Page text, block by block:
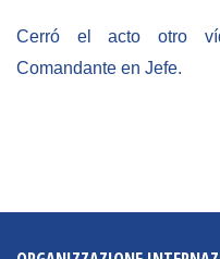
Registro de
Contratos/
Cerró el acto otro
Comandante en Jefe.